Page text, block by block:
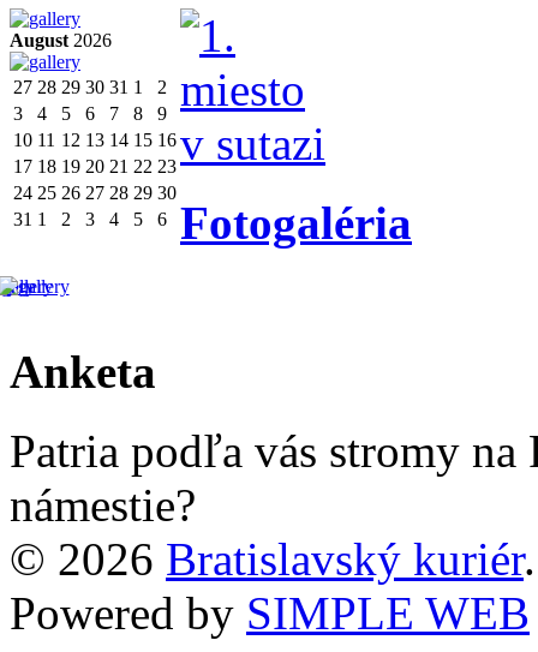
August 2026
27 28 29 30 31 1
2
3
4 5 6 7 8
9
10 11 12 13 14 15 16
17 18 19 20 21 22 23
24 25 26 27 28 29 30
31 1 2 3 4 5 6 Fotogaléria
Anketa
Patria podľa vás stromy na
námestie?
© 2026 Bratislavský kuriér
Powered by SIMPLE WEB